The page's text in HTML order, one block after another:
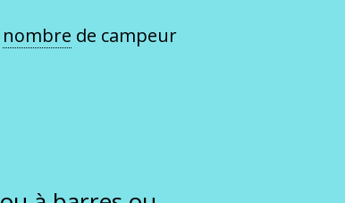
nombre de campeur